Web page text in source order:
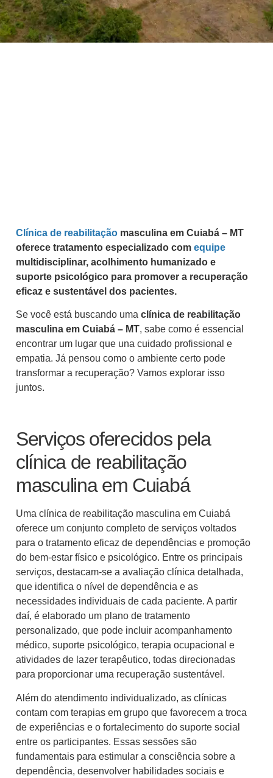
Clínica de reabilitação masculina em Cuiabá – MT
oferece tratamento especializado com equipe
multidisciplinar, acolhimento humanizado e
suporte psicológico para promover a recuperação
eficaz e sustentável dos pacientes.
Se você está buscando uma clínica de reabilitação
masculina em Cuiabá – MT, sabe como é essencial
encontrar um lugar que una cuidado profissional e
empatia. Já pensou como o ambiente certo pode
transformar a recuperação? Vamos explorar isso
juntos.
Serviços oferecidos pela
clínica de reabilitação
masculina em Cuiabá
Uma clínica de reabilitação masculina em Cuiabá
oferece um conjunto completo de serviços voltados
para o tratamento eficaz de dependências e promoção
do bem-estar físico e psicológico. Entre os principais
serviços, destacam-se a avaliação clínica detalhada,
que identifica o nível de dependência e as
necessidades individuais de cada paciente. A partir
daí, é elaborado um plano de tratamento
personalizado, que pode incluir acompanhamento
médico, suporte psicológico, terapia ocupacional e
atividades de lazer terapêutico, todas direcionadas
para proporcionar uma recuperação sustentável.
Além do atendimento individualizado, as clínicas
contam com terapias em grupo que favorecem a troca
de experiências e o fortalecimento do suporte social
entre os participantes. Essas sessões são
fundamentais para estimular a consciência sobre a
dependência, desenvolver habilidades sociais e